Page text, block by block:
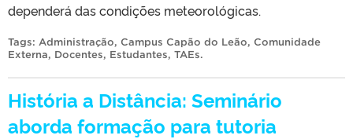
dependerá das condições meteorológicas.
Tags: Administração, Campus Capão do Leão, Comunidade
Externa, Docentes, Estudantes, TAEs.
História a Distância: Seminário
aborda formação para tutoria